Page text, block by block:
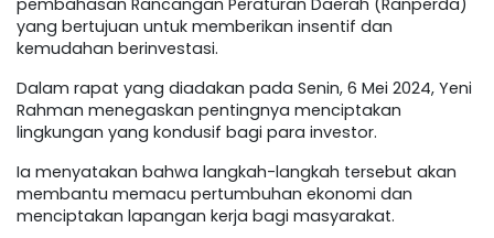
pembahasan Rancangan Peraturan Daerah (Ranperda)
yang bertujuan untuk memberikan insentif dan
kemudahan berinvestasi.
Dalam rapat yang diadakan pada Senin, 6 Mei 2024, Yeni
Rahman menegaskan pentingnya menciptakan
lingkungan yang kondusif bagi para investor.
Ia menyatakan bahwa langkah-langkah tersebut akan
membantu memacu pertumbuhan ekonomi dan
menciptakan lapangan kerja bagi masyarakat.